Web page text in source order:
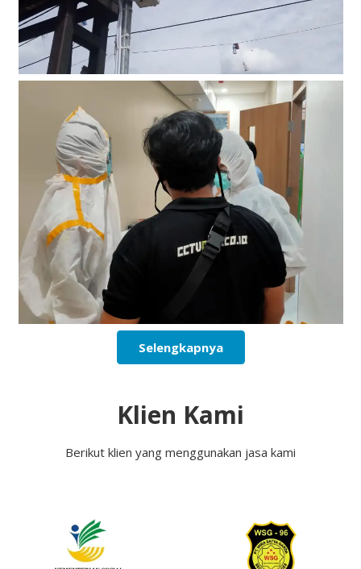
Selengkapnya
Klien Kami
Berikut klien yang menggunakan jasa kami